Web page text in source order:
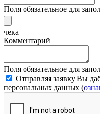
Поля обязательное для
чека
Комментарий
Поля обязательное для
Отправляя заявку Вы
персональных данных (